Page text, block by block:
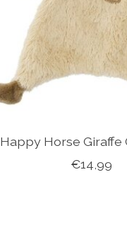
Happy Horse Giraffe
€14,99